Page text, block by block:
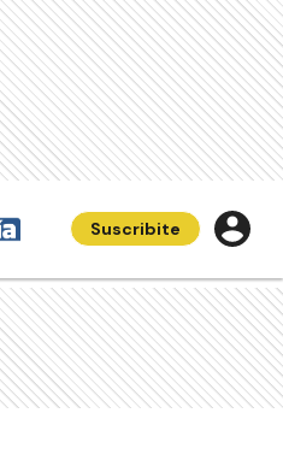
Suscribite